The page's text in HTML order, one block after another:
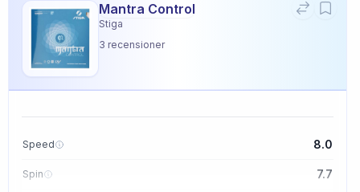
Mantra Control
Stiga
3 recensioner
Speed 8.0
Spin 7.7